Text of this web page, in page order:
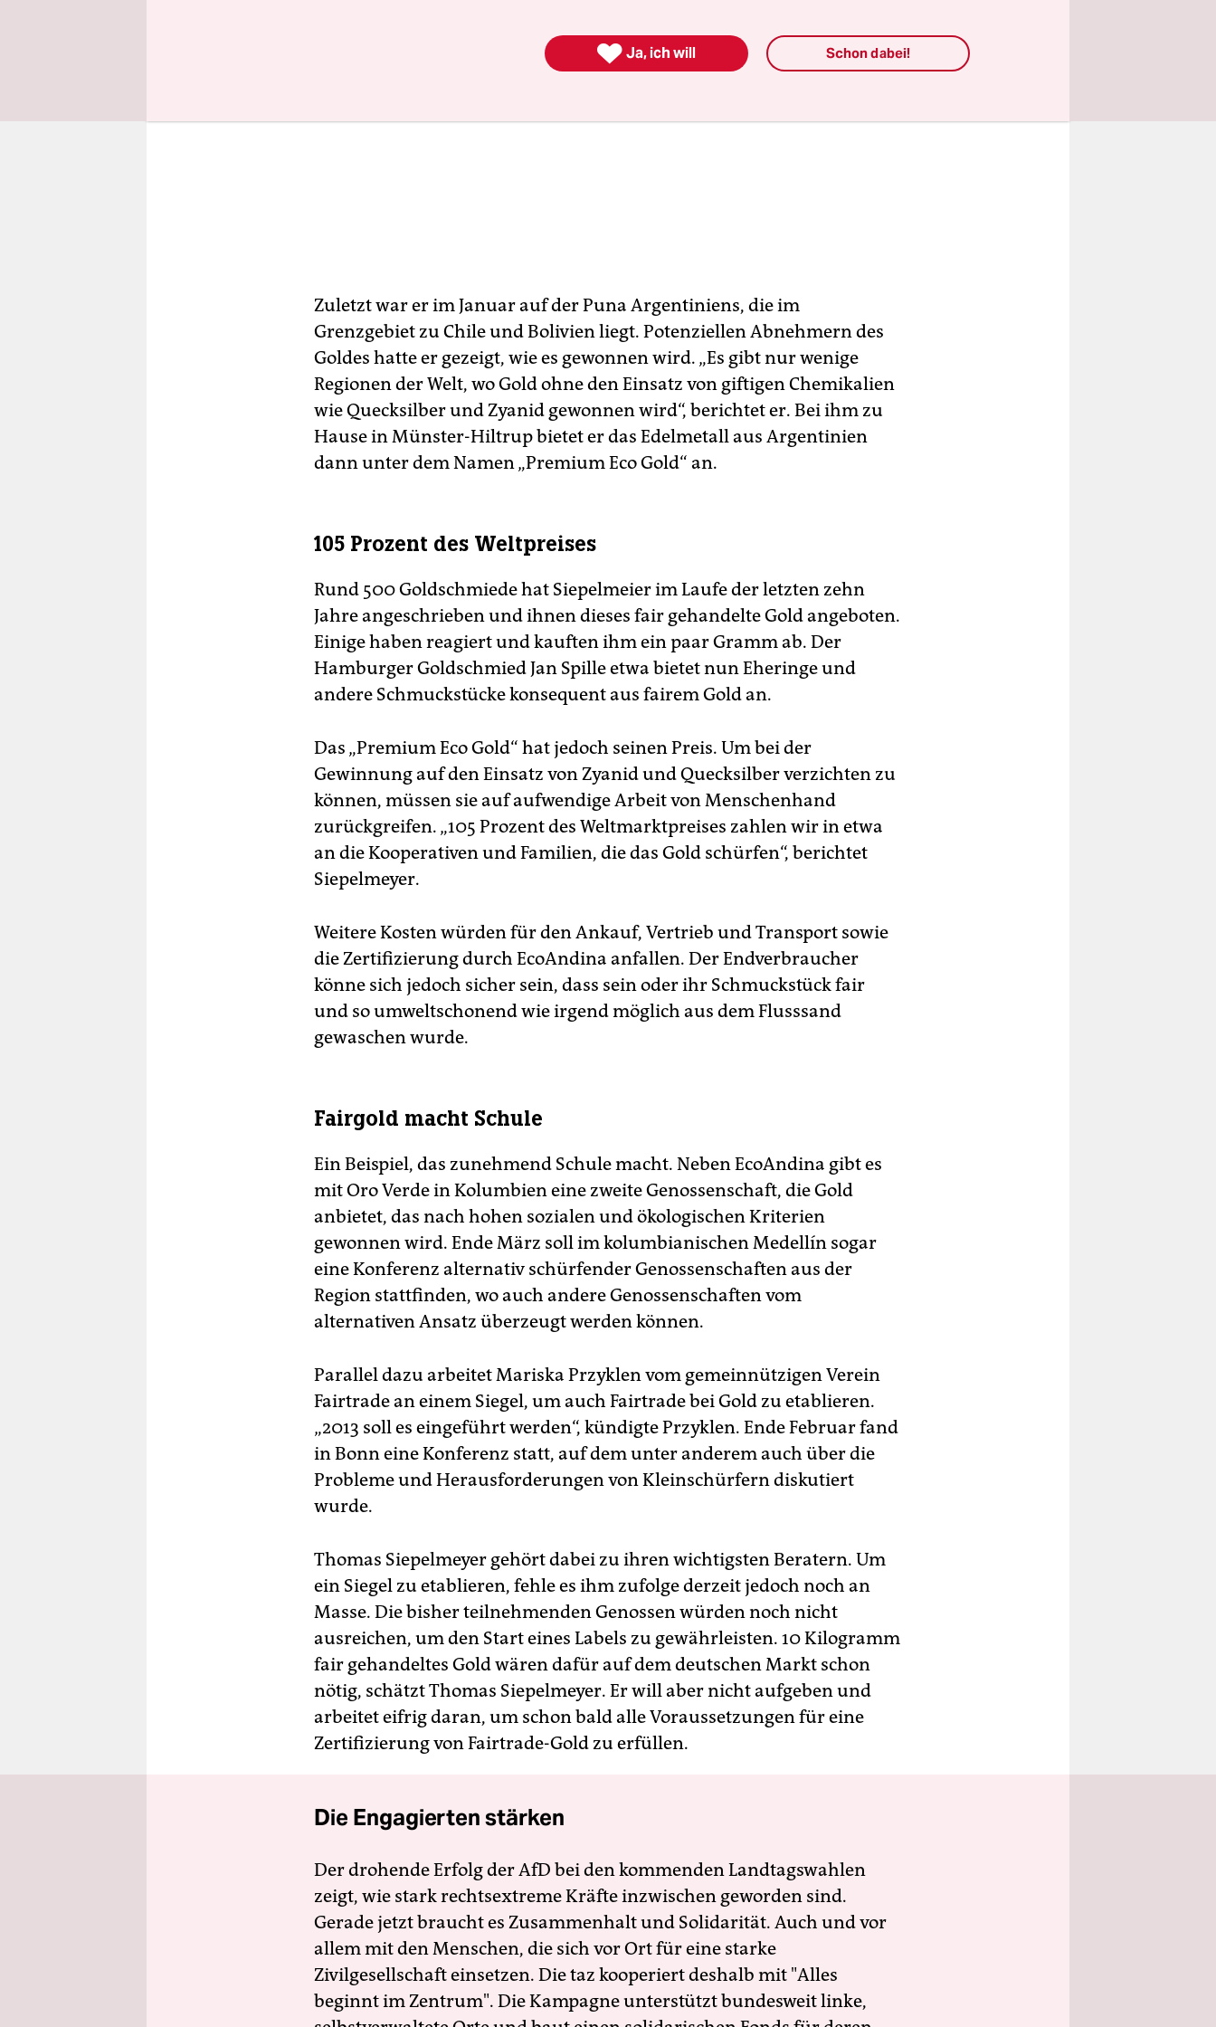
Zuletzt war er im Januar auf der Puna Argentiniens, die im
Grenzgebiet zu Chile und Bolivien liegt. Potenziellen Abnehmern des
Goldes hatte er gezeigt, wie es gewonnen wird. „Es gibt nur wenige
Regionen der Welt, wo Gold ohne den Einsatz von giftigen Chemikalien
wie Quecksilber und Zyanid gewonnen wird“, berichtet er. Bei ihm zu
Hause in Münster-Hiltrup bietet er das Edelmetall aus Argentinien
dann unter dem Namen „Premium Eco Gold“ an.
105 Prozent des Weltpreises
Rund 500 Goldschmiede hat Siepelmeier im Laufe der letzten zehn
Jahre angeschrieben und ihnen dieses fair gehandelte Gold angeboten.
Einige haben reagiert und kauften ihm ein paar Gramm ab. Der
Hamburger Goldschmied Jan Spille etwa bietet nun Eheringe und
andere Schmuckstücke konsequent aus fairem Gold an.
Das „Premium Eco Gold“ hat jedoch seinen Preis. Um bei der
Gewinnung auf den Einsatz von Zyanid und Quecksilber verzichten zu
können, müssen sie auf aufwendige Arbeit von Menschenhand
zurückgreifen. „105 Prozent des Weltmarktpreises zahlen wir in etwa
an die Kooperativen und Familien, die das Gold schürfen“, berichtet
Siepelmeyer.
Weitere Kosten würden für den Ankauf, Vertrieb und Transport sowie
die Zertifizierung durch EcoAndina anfallen. Der Endverbraucher
könne sich jedoch sicher sein, dass sein oder ihr Schmuckstück fair
und so umweltschonend wie irgend möglich aus dem Flusssand
gewaschen wurde.
Fairgold macht Schule
Ein Beispiel, das zunehmend Schule macht. Neben EcoAndina gibt es
mit Oro Verde in Kolumbien eine zweite Genossenschaft, die Gold
anbietet, das nach hohen sozialen und ökologischen Kriterien
gewonnen wird. Ende März soll im kolumbianischen Medellín sogar
eine Konferenz alternativ schürfender Genossenschaften aus der
Region stattfinden, wo auch andere Genossenschaften vom
alternativen Ansatz überzeugt werden können.
Parallel dazu arbeitet Mariska Przyklen vom gemeinnützigen Verein
Fairtrade an einem Siegel, um auch Fairtrade bei Gold zu etablieren.
„2013 soll es eingeführt werden“, kündigte Przyklen. Ende Februar fand
in Bonn eine Konferenz statt, auf dem unter anderem auch über die
Probleme und Herausforderungen von Kleinschürfern diskutiert
wurde.
Thomas Siepelmeyer gehört dabei zu ihren wichtigsten Beratern. Um
ein Siegel zu etablieren, fehle es ihm zufolge derzeit jedoch noch an
Masse. Die bisher teilnehmenden Genossen würden noch nicht
ausreichen, um den Start eines Labels zu gewährleisten. 10 Kilogramm
fair gehandeltes Gold wären dafür auf dem deutschen Markt schon
nötig, schätzt Thomas Siepelmeyer. Er will aber nicht aufgeben und
arbeitet eifrig daran, um schon bald alle Voraussetzungen für eine
Zertifizierung von Fairtrade-Gold zu erfüllen.
Die Engagierten stärken
Der drohende Erfolg der AfD bei den kommenden Landtagswahlen
zeigt, wie stark rechtsextreme Kräfte inzwischen geworden sind.
Gerade jetzt braucht es Zusammenhalt und Solidarität. Auch und vor
allem mit den Menschen, die sich vor Ort für eine starke
Zivilgesellschaft einsetzen. Die taz kooperiert deshalb mit "Alles
beginnt im Zentrum". Die Kampagne unterstützt bundesweit linke,
 Ja, ich will Schon dabei!